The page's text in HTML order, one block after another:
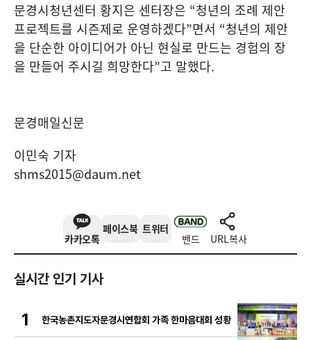
문경시청년센터 황지은 센터장은 “청년의 조례 제안
프로젝트를 시즌제로 운영하겠다”면서 “청년의 제안
을 단순한 아이디어가 아닌 현실로 만드는 경험의 장
을 만들어 주시길 희망한다”고 말했다.
문경매일신문
이민숙 기자
shms2015@daum.net
카카오톡
페이스북 트위터
밴드 URL복사
실시간 인기 기사
1 한국농촌지도자문경시연합회 가족 한마음대회 성황